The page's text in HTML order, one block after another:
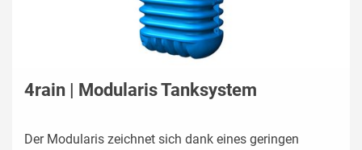
4rain | Modularis Tanksystem
Der Modularis zeichnet sich dank eines geringen